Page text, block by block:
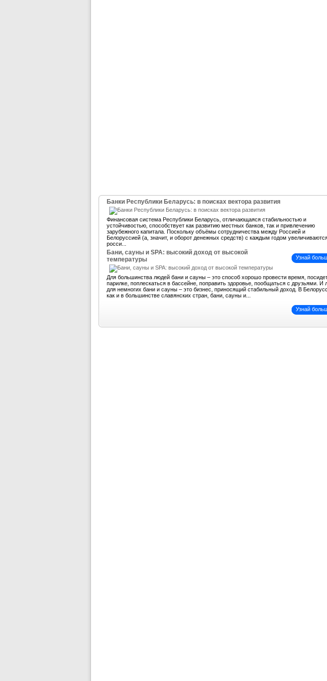
Банки Республики Беларусь: в поисках вектора развития
Финансовая система Республики Беларусь, отличающаяся стабильностью и
устойчивостью, способствует как развитию местных банков, так и привлечению
зарубежного капитала. Поскольку объёмы сотрудничества между Россией и
Белоруссией (а, значит, и оборот денежных средств) с каждым годом
росси...
Узнай
Бани, сауны и SPA: высокий доход от высокой
температуры
Для большинства людей бани и сауны – это способ хорошо провести время,
парилке, поплескаться в бассейне, поправить здоровье, пообщаться с друзьями. И
для немногих бани и сауны – это бизнес, приносящий стабильный доход. В
как и в большинстве славянских стран, бани, сауны и...
Узнай